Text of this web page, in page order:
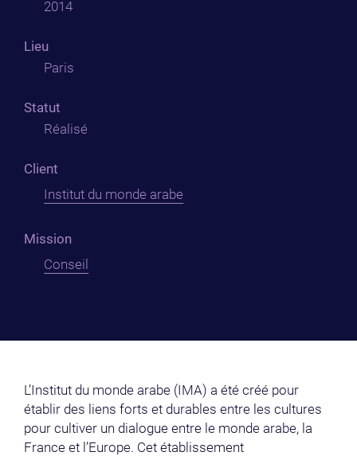
2014
Lieu
Paris
Statut
Réalisé
Client
Institut du monde arabe
Mission
Conseil
L’Institut du monde arabe (IMA) a été créé pour
établir des liens forts et durables entre les cultures
pour cultiver un dialogue entre le monde arabe, la
France et l’Europe. Cet établissement